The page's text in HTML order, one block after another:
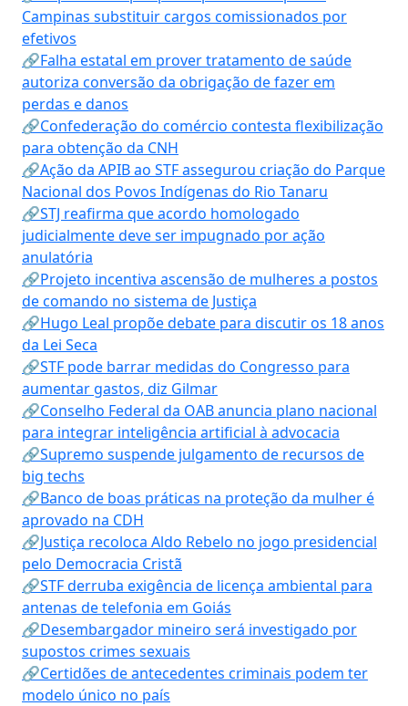
Campinas substituir cargos comissionados por
efetivos
🔗Falha estatal em prover tratamento de saúde
autoriza conversão da obrigação de fazer em
perdas e danos
🔗Confederação do comércio contesta flexibilização
para obtenção da CNH
🔗Ação da APIB ao STF assegurou criação do Parque
Nacional dos Povos Indígenas do Rio Tanaru
🔗STJ reafirma que acordo homologado
judicialmente deve ser impugnado por ação
anulatória
🔗Projeto incentiva ascensão de mulheres a postos
de comando no sistema de Justiça
🔗Hugo Leal propõe debate para discutir os 18 anos
da Lei Seca
🔗STF pode barrar medidas do Congresso para
aumentar gastos, diz Gilmar
🔗Conselho Federal da OAB anuncia plano nacional
para integrar inteligência artificial à advocacia
🔗Supremo suspende julgamento de recursos de
big techs
🔗Banco de boas práticas na proteção da mulher é
aprovado na CDH
🔗Justiça recoloca Aldo Rebelo no jogo presidencial
pelo Democracia Cristã
🔗STF derruba exigência de licença ambiental para
antenas de telefonia em Goiás
🔗Desembargador mineiro será investigado por
supostos crimes sexuais
🔗Certidões de antecedentes criminais podem ter
modelo único no país